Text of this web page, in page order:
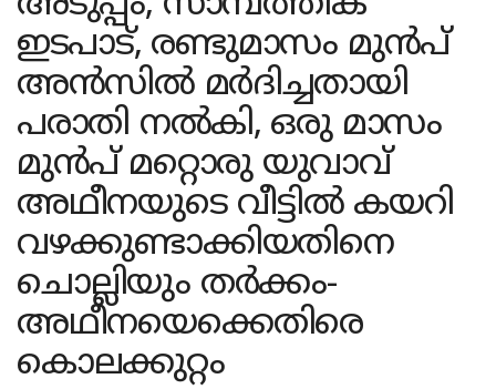
ഇടപാട്, രണ്ടുമാസം മുൻപ്
അൻസിൽ മർദിച്ചതായി
പരാതി നൽകി, ഒരു മാസം
മുൻപ് മറ്റൊരു യുവാവ്
അഥീനയുടെ വീട്ടിൽ കയറി
വഴക്കുണ്ടാക്കിയതിനെ
ചൊല്ലിയും തർക്കം-
അഥീനയെക്കെതിരെ
കൊലക്കുറ്റം